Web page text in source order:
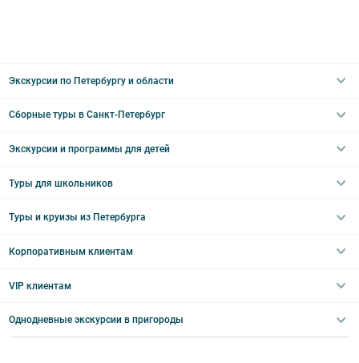
Экскурсии по Петербургу и области
Интерьерные
Ночные групповые экскурсии
Сборные туры в Санкт-Петербург
Туры в Санкт-Петербург на 2 дня
Туры на 5 дней
Экскурсии и программы для детей
Загородные экскурсии
Квесты/Интерактивы
Туры для школьников
Туры в Санкт-Петербург для школьников
Туры и круизы из Петербурга
Круизы
Корпоративным клиентам
Корпоративные мероприятия
Аренда водного транспорта
VIP клиентам
Однодневные экскурсии в пригороды